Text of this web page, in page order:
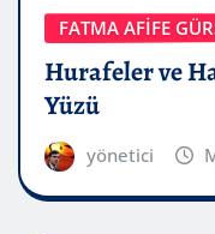
FATMA AFİFE
Hurafeler ve
Yüzü
yönetici